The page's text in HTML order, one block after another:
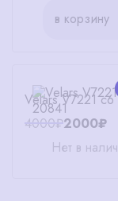
в корзину
Velars V7221 c6
4000₽2000₽
Нет в